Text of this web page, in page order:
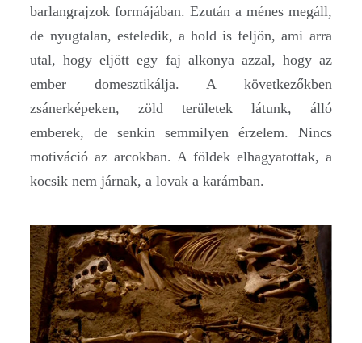
barlangrajzok formájában. Ezután a ménes megáll,
de nyugtalan, esteledik, a hold is feljön, ami arra
utal, hogy eljött egy faj alkonya azzal, hogy az
ember domesztikálja. A következőkben
zsánerképeken, zöld területek látunk, álló
emberek, de senkin semmilyen érzelem. Nincs
motiváció az arcokban. A földek elhagyatottak, a
kocsik nem járnak, a lovak a karámban.